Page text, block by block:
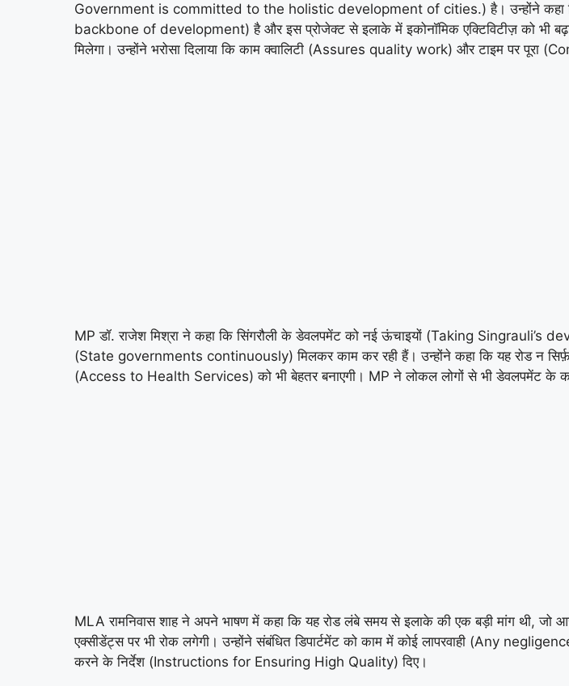
Government is committed to the holistic development of cities.) है। उन्होंने कहा
backbone of development) है और इस प्रोजेक्ट से इलाके में इकोनॉमिक एक्टिविटीज़ को
मिलेगा। उन्होंने भरोसा दिलाया कि काम क्वालिटी (Assures quality work) और टाइम पर पूरा
MP डॉ. राजेश मिश्रा ने कहा कि सिंगरौली के डेवलपमेंट को नई ऊंचाइयों (Taking Singrauli’s
(State governments continuously) मिलकर काम कर रही हैं। उन्होंने कहा कि यह रोड न
(Access to Health Services) को भी बेहतर बनाएगी। MP ने लोकल लोगों से भी डेवलपमेंट
MLA रामनिवास शाह ने अपने भाषण में कहा कि यह रोड लंबे समय से इलाके की एक बड़ी मांग थी, जो
एक्सीडेंट्स पर भी रोक लगेगी। उन्होंने संबंधित डिपार्टमेंट को काम में कोई लापरवाही (Any
करने के निर्देश (Instructions for Ensuring High Quality) दिए।